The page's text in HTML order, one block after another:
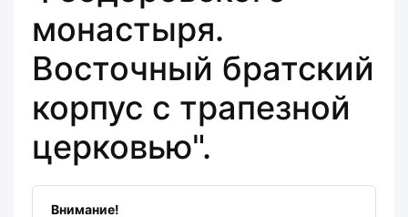
монастыря.
Восточный братский
корпус с трапезной
церковью".
Внимание!